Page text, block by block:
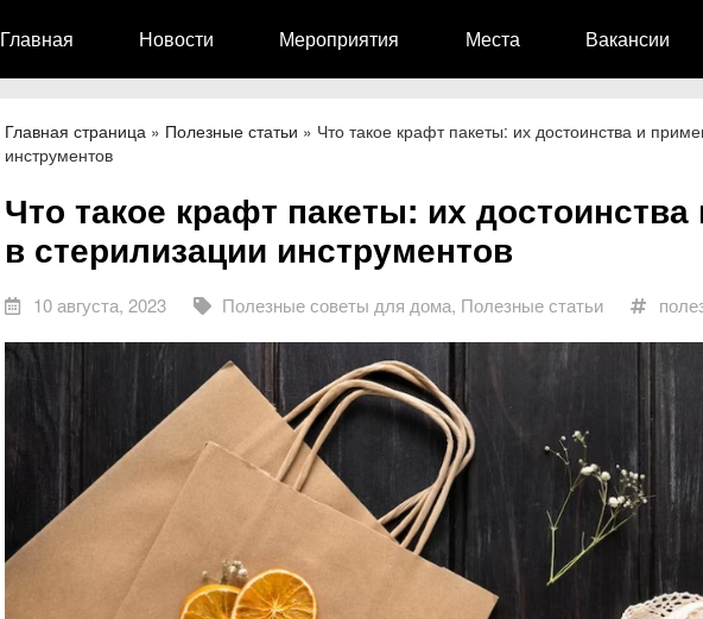
Главная Новости Мероприятия Места Вакансии
Главная страница» Полезные статьи » Что такое крафт пакеты: их достоинства и
инструментов
Что такое крафт пакеты: их
в стерилизации инструментов
10 августа, 2023 Полезные советы для дома, Полезные статьи